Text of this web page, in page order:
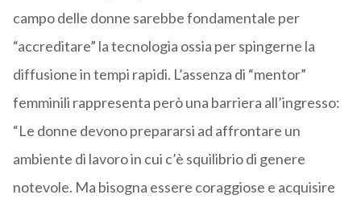
campo delle donne sarebbe fondamentale per
“accreditare” la tecnologia ossia per spingerne la
diffusione in tempi rapidi. L’assenza di “mentor”
femminili rappresenta però una barriera all’ingresso:
“Le donne devono prepararsi ad affrontare un
ambiente di lavoro in cui c’è squilibrio di genere
notevole. Ma bisogna essere coraggiose e acquisire